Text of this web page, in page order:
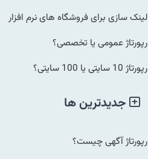
لینک سازی برای فروشگاه های نرم افزار
رپورتاژ عمومی یا تخصصی؟
رپورتاژ 10 سایتی یا 100 سایتی؟
جدیدترین ها
رپورتاژ آگهی چیست؟